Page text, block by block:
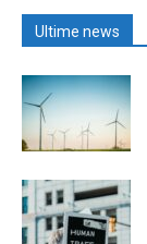
Ultime news